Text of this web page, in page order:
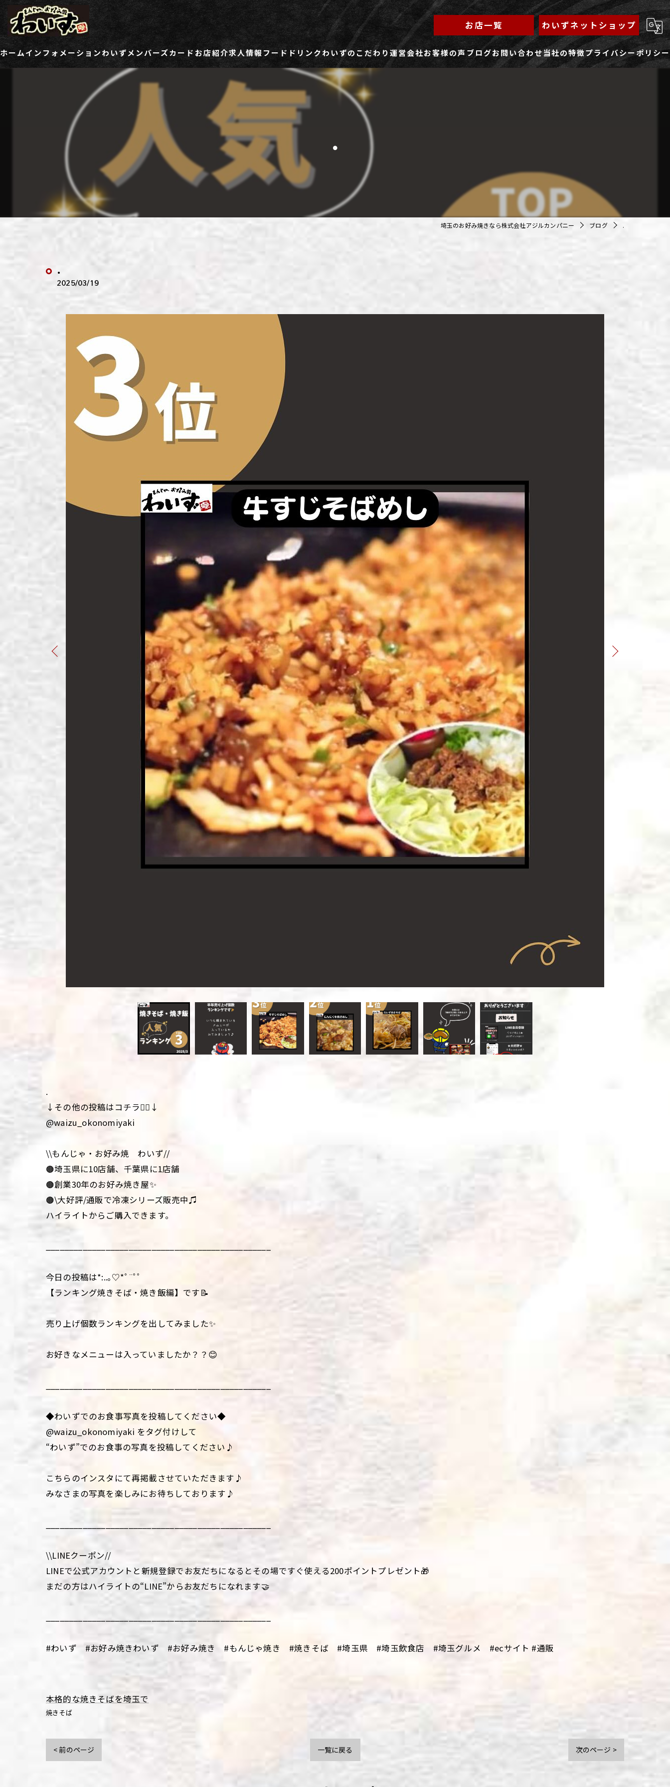
お店一覧 わいずネットショップ
ホームインフォメーションわいずメンバーズカード
ご登録情報変更フォーム
お店紹介
わいず所沢店
わいずふじみ野店
わいず熊谷店
わいず春日部店
わいず三芳店
求人情報
社員用求人ページ
パート・アルバイト用求人ページ
フード ドリンクわいずのこだわり運営会社お客様の声 ブログお問い合わせ当社の特徴プライバシーポリシー
.
埼玉のお好み焼きなら株式会社アジルカンパニー ブログ .
.
2025/03/19
.
↓その他の投稿はコチラ💁‍♀️↓
@waizu_okonomiyaki
\\もんじゃ・お好み焼 わいず//
🟤埼玉県に10店舗、千葉県に1店舗
🟤創業30年のお好み焼き屋✨
🟤\大好評/通販で冷凍シリーズ販売中♫
ハイライトからご購入できます。
今日の投稿は*:..｡♡*ﾟ¨ﾟﾟ
【ランキング焼きそば・焼き飯編】です📝
売り上げ個数ランキングを出してみました✨
お好きなメニューは入っていましたか？？😊
◆わいずでのお食事写真を投稿してください◆
@waizu_okonomiyaki をタグ付けして
“わいず”でのお食事の写真を投稿してください♪
こちらのインスタにて再掲載させていただきます♪
みなさまの写真を楽しみにお待ちしております♪
\\LINEクーポン//
LINEで公式アカウントと新規登録でお友だちになるとその場ですぐ使える200ポイントプレゼント🎁
まだの方はハイライトの“LINE”からお友だちになれます🤝
#わいず #お好み焼きわいず #お好み焼き #もんじゃ焼き #焼きそば #埼玉県 #埼玉飲食店 #埼玉グルメ #ecサイト #通販
本格的な焼きそばを埼玉で
焼きそば
< 前のページ 一覧に戻る 次のページ >